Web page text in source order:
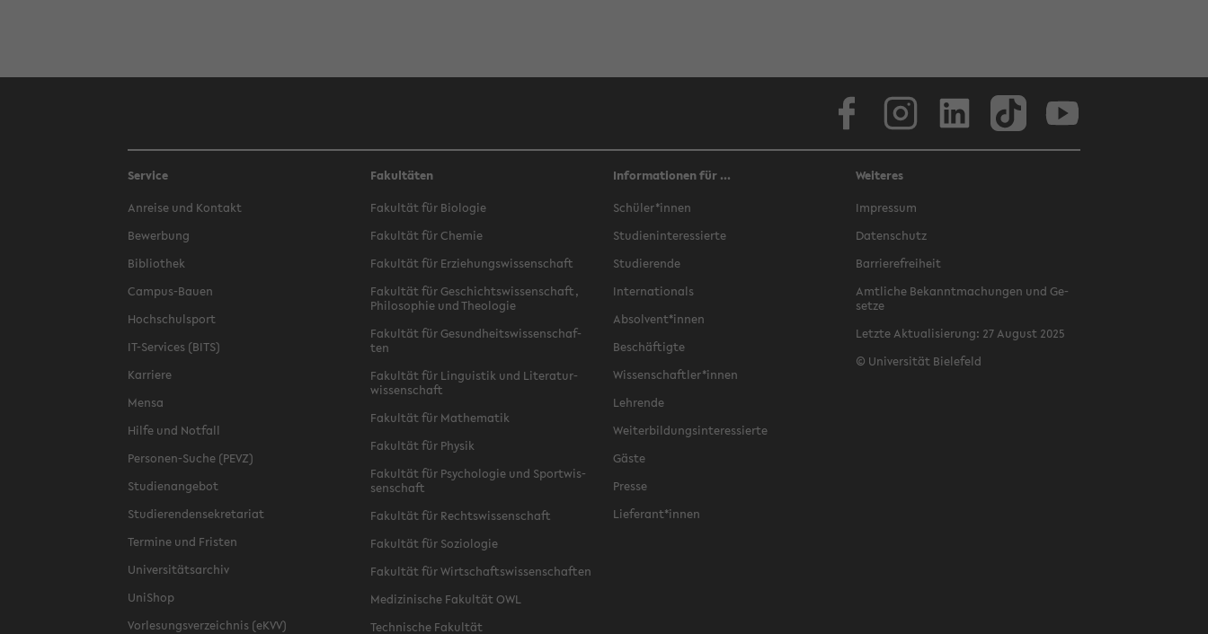
Face­book
Service
An­rei­se und Kon­takt
Be­wer­bung
Bi­blio­thek
Campus-​Bauen
Hoch­schul­sport
IT-​Services (BITS)
Kar­rie­re
Mensa
Hilfe und Not­fall
Personen-​Suche (PEVZ)
Stu­di­en­an­ge­bot
Stu­die­ren­den­se­kre­ta­ri­at
Ter­mi­ne und Fris­ten
Uni­ver­si­täts­ar­chiv
Uni­Shop
Vor­le­sungs­ver­zeich­nis (eKVV)
Fakultäten
Fa­kul­tät für Bio­lo­gie
Fa­kul­tät für Che­mie
Fa­kul­tät für Er­zie­hungs­wis­sen­schaft
Fa­kul­tät für Ge­schichts­wis­sen­schaft,
Phi­lo­so­phie und Theo­lo­gie
Fa­kul­tät für Ge­sund­heits­wis­sen­schaf­
ten
Fa­kul­tät für Lin­gu­is­tik und Li­te­ra­tur­
wis­sen­schaft
Fa­kul­tät für Ma­the­ma­tik
Fa­kul­tät für Phy­sik
Fa­kul­tät für Psy­cho­lo­gie und Sport­wis­
sen­schaft
Fa­kul­tät für Rechts­wis­sen­schaft
Fa­kul­tät für So­zio­lo­gie
Fa­kul­tät für Wirt­schafts­wis­sen­schaf­ten
Me­di­zi­ni­sche Fa­kul­tät OWL
Tech­ni­sche Fa­kul­tät
Informationen für ...
Schü­ler*innen
Stu­di­en­in­ter­es­sier­te
Stu­die­ren­de
In­ter­na­tio­nals
Ab­sol­vent*innen
Be­schäf­tig­te
Wis­sen­schaft­ler*innen
Leh­ren­de
Wei­ter­bil­dungs­in­ter­es­sier­te
Gäste
Pres­se
Lie­fe­rant*innen
Weiteres
Im­pres­sum
Da­ten­schutz
Bar­rie­re­frei­heit
Amt­li­che Be­kannt­ma­chun­gen und Ge­
set­ze
Letz­te Ak­tua­li­sie­rung: 27 Au­gust 2025
© Uni­ver­si­tät Bie­le­feld